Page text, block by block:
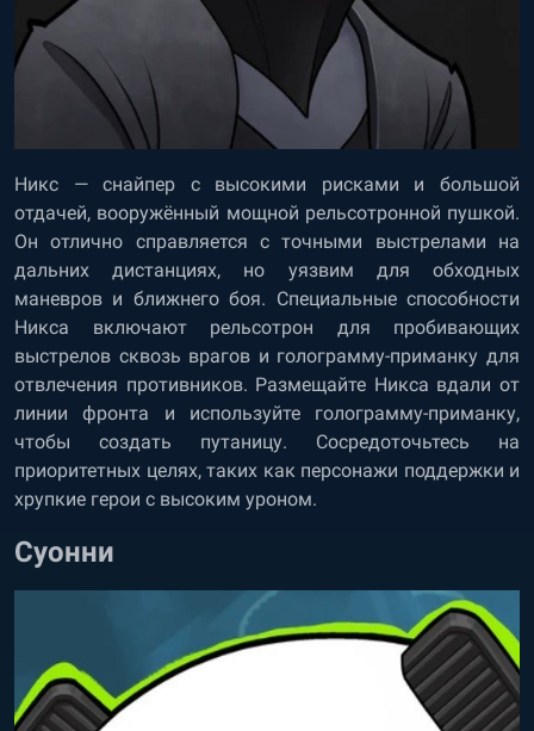
Никс — снайпер с высокими рисками и большой
отдачей, вооружённый мощной рельсотронной пушкой.
Он отлично справляется с точными выстрелами на
дальних дистанциях, но уязвим для обходных
маневров и ближнего боя. Специальные способности
Никса включают рельсотрон для пробивающих
выстрелов сквозь врагов и голограмму-приманку для
отвлечения противников. Размещайте Никса вдали от
линии фронта и используйте голограмму-приманку,
чтобы создать путаницу. Сосредоточьтесь на
приоритетных целях, таких как персонажи поддержки и
хрупкие герои с высоким уроном.
Суонни